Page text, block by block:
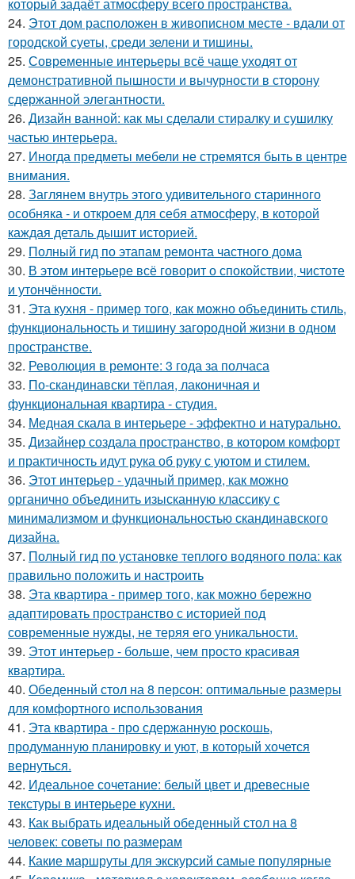
24. Этот дом расположен в живописном месте - вдали от
городской суеты, среди зелени и тишины.
25. Современные интерьеры всё чаще уходят от
демонстративной пышности и вычурности в сторону
сдержанной элегантности.
26. Дизайн ванной: как мы сделали стиралку и сушилку
частью интерьера.
27. Иногда предметы мебели не стремятся быть в центре
внимания.
28. Заглянем внутрь этого удивительного старинного
особняка - и откроем для себя атмосферу, в которой
каждая деталь дышит историей.
29. Полный гид по этапам ремонта частного дома
30. В этом интерьере всё говорит о спокойствии, чистоте
и утончённости.
31. Эта кухня - пример того, как можно объединить стиль,
функциональность и тишину загородной жизни в одном
пространстве.
32. Революция в ремонте: 3 года за полчаса
33. По-скандинавски тёплая, лаконичная и
функциональная квартира - студия.
34. Медная скала в интерьере - эффектно и натурально.
35. Дизайнер создала пространство, в котором комфорт
и практичность идут рука об руку с уютом и стилем.
36. Этот интерьер - удачный пример, как можно
органично объединить изысканную классику с
минимализмом и функциональностью скандинавского
дизайна.
37. Полный гид по установке теплого водяного пола: как
правильно положить и настроить
38. Эта квартира - пример того, как можно бережно
адаптировать пространство с историей под
современные нужды, не теряя его уникальности.
39. Этот интерьер - больше, чем просто красивая
квартира.
40. Обеденный стол на 8 персон: оптимальные размеры
для комфортного использования
41. Эта квартира - про сдержанную роскошь,
продуманную планировку и уют, в который хочется
вернуться.
42. Идеальное сочетание: белый цвет и древесные
текстуры в интерьере кухни.
43. Как выбрать идеальный обеденный стол на 8
человек: советы по размерам
44. Какие маршруты для экскурсий самые популярные